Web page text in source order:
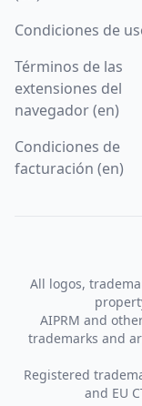
Condiciones de
Términos de las
extensiones del
navegador (en)
Condiciones de
facturación (en)
All logos,
AIPRM and
trademarks and
Registered
and EU